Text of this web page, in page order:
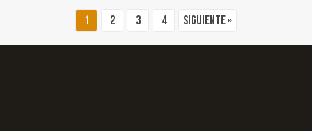
1 2 3 4 Siguiente »